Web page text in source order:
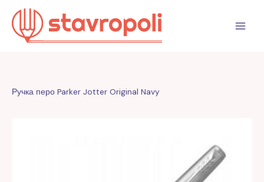
Перейти
содержимому
Ручка перо Parker Jotter Original Navy